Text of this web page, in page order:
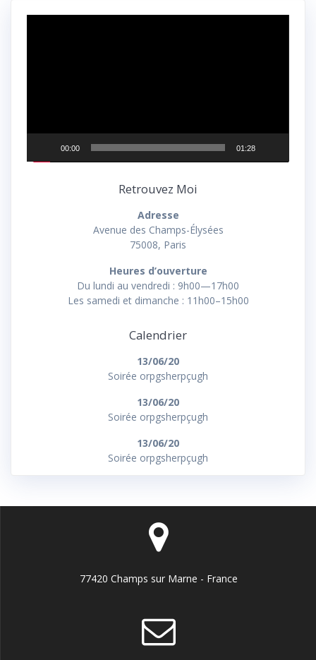
00:00 01:28
Retrouvez Moi
Adresse
Avenue des Champs-Élysées
75008, Paris
Heures d’ouverture
Du lundi au vendredi : 9h00—17h00
Les samedi et dimanche : 11h00–15h00
Calendrier
13/06/20
Soirée orpgsherpçugh
13/06/20
Soirée orpgsherpçugh
13/06/20
Soirée orpgsherpçugh
77420 Champs sur Marne - France